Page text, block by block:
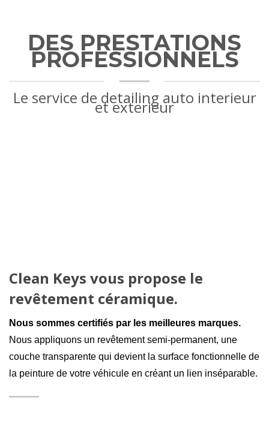
DES PRESTATIONS
PROFESSIONNELS
Le service de detailing auto interieur
et exterieur
Clean Keys vous propose le
revêtement céramique.
Nous sommes certifiés par les meilleures marques.
Nous appliquons un revêtement semi-permanent, une
couche transparente qui devient la surface fonctionnelle de
la peinture de votre véhicule en créant un lien inséparable.